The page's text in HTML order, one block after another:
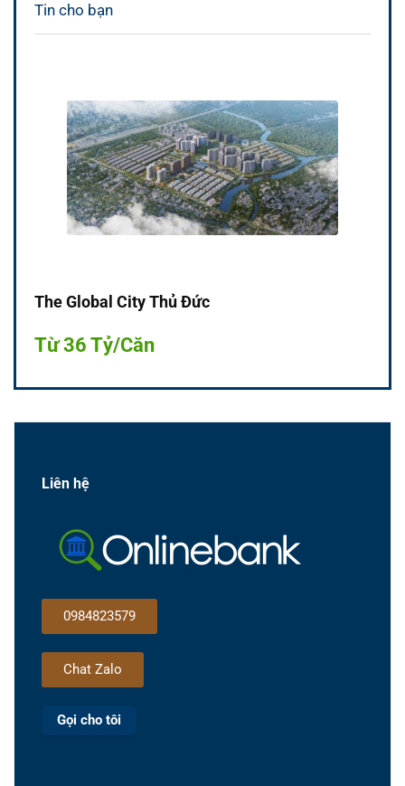
Tin cho bạn
The Global City Thủ Đức
Từ 36 Tỷ/Căn
Liên hệ
0984823579
Chat Zalo
Gọi cho tôi